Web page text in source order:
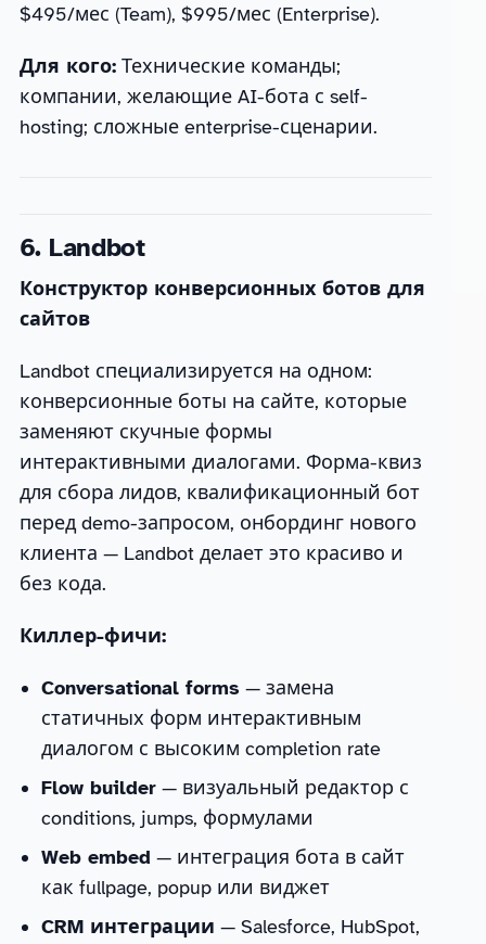
$495/мес (Team), $995/мес (Enterprise).
Для кого:Технические команды;
компании, желающие AI-бота с self-
hosting; сложные enterprise-сценарии.
6. Landbot
Конструктор конверсионных ботов для
сайтов
Landbot специализируется на одном:
конверсионные боты на сайте, которые
заменяют скучные формы
интерактивными диалогами. Форма-квиз
для сбора лидов, квалификационный бот
перед demo-запросом, онбординг нового
клиента — Landbot делает это красиво и
без кода.
Киллер-фичи:
Conversational forms — замена
статичных форм интерактивным
диалогом с высоким completion rate
Flow builder— визуальный редактор с
conditions, jumps, формулами
Web embed — интеграция бота в сайт
как fullpage, popup или виджет
CRM интеграции — Salesforce, HubSpot,